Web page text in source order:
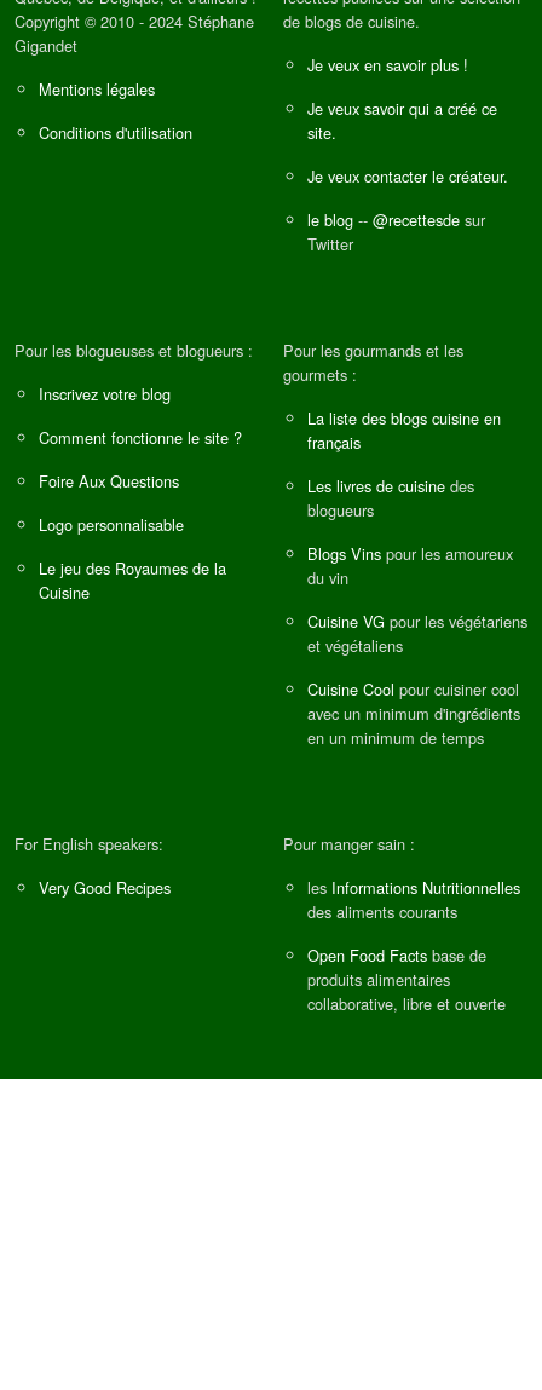
Copyright © 2010 - 2024 Stéphane
Gigandet
Mentions légales
Conditions d'utilisation
de blogs de cuisine.
Je veux en savoir plus !
Je veux savoir qui a créé ce
site.
Je veux contacter le créateur.
le blog -- @recettesde sur
Twitter
Pour les blogueuses et blogueurs :
Inscrivez votre blog
Comment fonctionne le site ?
Foire Aux Questions
Logo personnalisable
Le jeu des Royaumes de la
Cuisine
Pour les gourmands et les
gourmets :
La liste des blogs cuisine en
français
Les livres de cuisine des
blogueurs
Blogs Vins pour les amoureux
du vin
Cuisine VG pour les végétariens
et végétaliens
Cuisine Cool pour cuisiner cool
avec un minimum d'ingrédients
en un minimum de temps
For English speakers:
Very Good Recipes
Pour manger sain :
les Informations Nutritionnelles
des aliments courants
Open Food Facts base de
produits alimentaires
collaborative, libre et ouverte